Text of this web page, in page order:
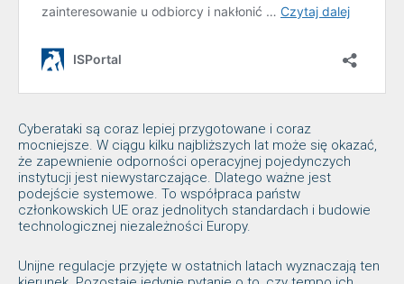
Cyberataki są coraz lepiej przygotowane i coraz
mocniejsze. W ciągu kilku najbliższych lat może się okazać,
że zapewnienie odporności operacyjnej pojedynczych
instytucji jest niewystarczające. Dlatego ważne jest
podejście systemowe. To współpraca państw
członkowskich UE oraz jednolitych standardach i budowie
technologicznej niezależności Europy.
Unijne regulacje przyjęte w ostatnich latach wyznaczają ten